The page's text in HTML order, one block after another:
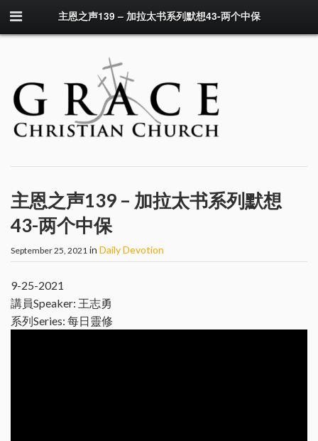
主恩之声139 – 加拉太书系列默想43-两个中保
主恩之声139 – 加拉太书系列默想
43-两个中保
September 25, 2021 in Daily Devotion
9-25-2021
講員Speaker: 王志勇
系列Series: 每日靈修